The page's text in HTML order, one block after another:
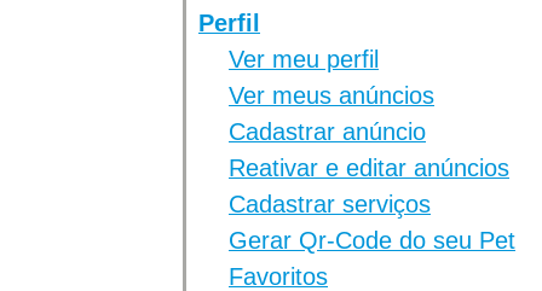
Perfil
Ver meu perfil
Ver meus anúncios
Cadastrar anúncio
Reativar e editar anúncios
Cadastrar serviços
Gerar Qr-Code do seu Pet
Favoritos